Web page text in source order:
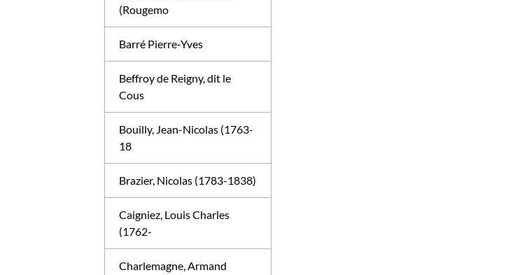
(Rougemo
Barré Pierre-Yves
Beffroy de Reigny, dit le
Cous
Bouilly, Jean-Nicolas (1763-
18
Brazier, Nicolas (1783-1838)
Caigniez, Louis Charles
(1762-
Charlemagne, Armand